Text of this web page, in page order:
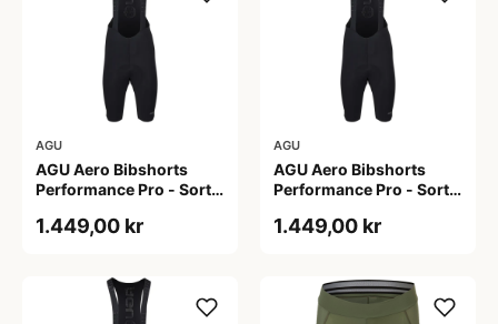
AGU
AGU Aero Bibshorts
Performance Pro - Sort -
1.449,00 kr
AGU
AGU Aero Bibshorts
Performance Pro - Sort -
1.449,00 kr